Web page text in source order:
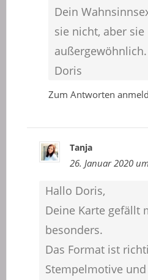
Dein
sie nicht, aber sie
Doris
Zum Antworten
Tanja
26. Januar 2020
Hallo Doris,
Deine Karte gefällt
besonders.
Das Format ist
Stempelmotive